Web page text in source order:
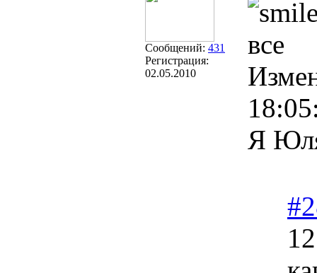
Сообщений: 431
Регистрация:
02.05.2010
все
Я